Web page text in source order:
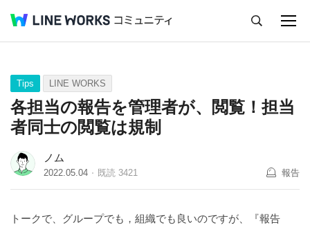
Q&A Tips Ideas
Tips LINE WORKS
各担当の報告を管理者が、閲覧！担当
者同士の閲覧は規制
ノム
2022.05.04 既読 3421 報告
トークで、グループでも，組織でも良いのですが、『報告